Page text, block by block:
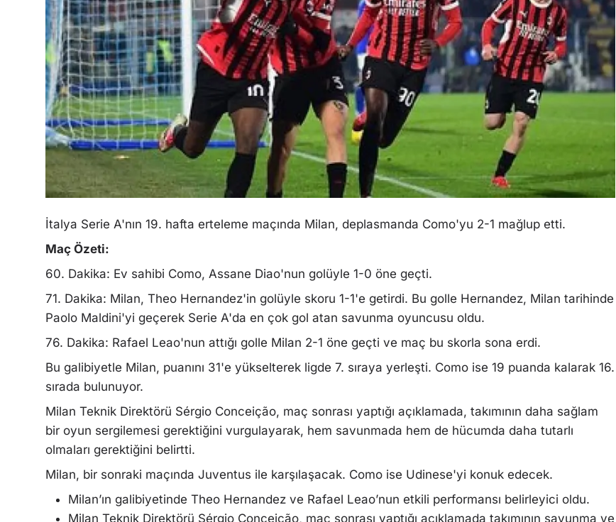
İtalya Serie A'nın 19. hafta erteleme maçında Milan, deplasmanda Como'yu 2-1 mağlup etti.
Maç Özeti:
60. Dakika: Ev sahibi Como, Assane Diao'nun golüyle 1-0 öne geçti.
71. Dakika: Milan, Theo Hernandez'in golüyle skoru 1-1'e getirdi. Bu golle Hernandez, Milan tarihinde
Paolo Maldini'yi geçerek Serie A'da en çok gol atan savunma oyuncusu oldu.
76. Dakika: Rafael Leao'nun attığı golle Milan 2-1 öne geçti ve maç bu skorla sona erdi.
Bu galibiyetle Milan, puanını 31'e yükselterek ligde 7. sıraya yerleşti. Como ise 19 puanda kalarak 16.
sırada bulunuyor.
Milan Teknik Direktörü Sérgio Conceição, maç sonrası yaptığı açıklamada, takımının daha sağlam
bir oyun sergilemesi gerektiğini vurgulayarak, hem savunmada hem de hücumda daha tutarlı
olmaları gerektiğini belirtti.
Milan, bir sonraki maçında Juventus ile karşılaşacak. Como ise Udinese'yi konuk edecek.
Milan’ın galibiyetinde Theo Hernandez ve Rafael Leao’nun etkili performansı belirleyici oldu.
Milan Teknik Direktörü Sérgio Conceição, maç sonrası yaptığı açıklamada takımının savunma ve